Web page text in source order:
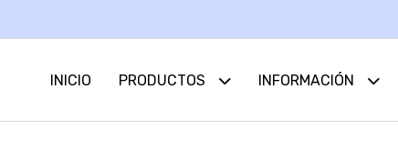
INICIO PRODUCTOS INFORMACIÓN